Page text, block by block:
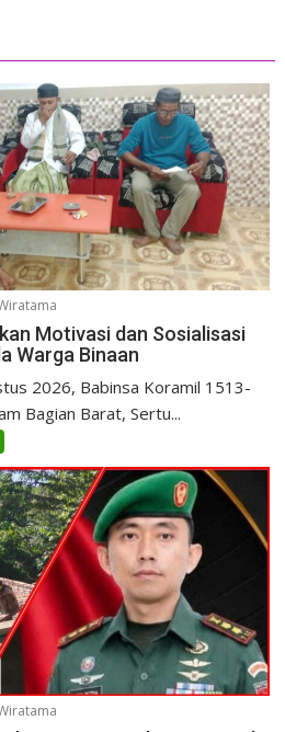
Motivasi dan Sosialisasi
Warga Binaan
2026, Babinsa Koramil 1513-
Bagian Barat, Sertu...